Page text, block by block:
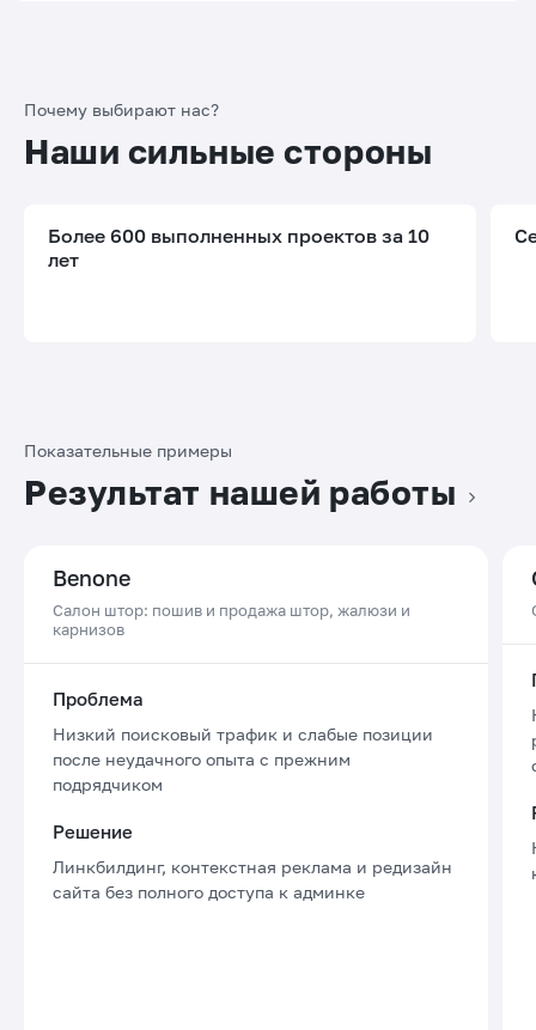
Почему выбирают нас?
Наши сильные стороны
Более 600 выполненных проектов за 10
лет
Показательные примеры
Результат нашей работы
Benone
Салон штор: пошив и продажа штор, жалюзи и
карнизов
Проблема
Низкий поисковый трафик и слабые позиции
после неудачного опыта с прежним
подрядчиком
Решение
Линкбилдинг, контекстная реклама и редизайн
сайта без полного доступа к админке